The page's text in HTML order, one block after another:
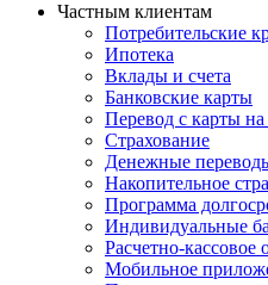
Частным клиентам
Потребительские
Ипотека
Вклады и счета
Банковские карты
Перевод с карты на
Страхование
Денежные
Накопительное
Программа
Индивидуальные
Расчетно-кассовое
Мобильное